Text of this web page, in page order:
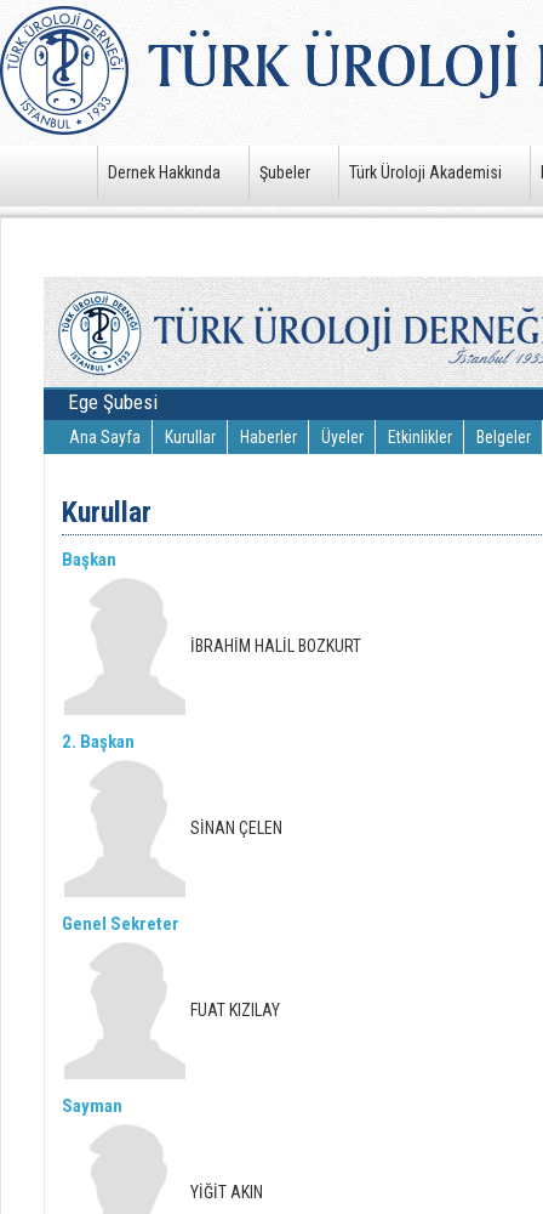
Dernek Hakkında Şubeler Türk Üroloji Akademisi
Ege Şubesi
Ana Sayfa Kurullar Haberler Üyeler Etkinlikler Belgeler
Kurullar
Başkan
İBRAHİM HALİL BOZKURT
2. Başkan
SİNAN ÇELEN
Genel Sekreter
FUAT KIZILAY
Sayman
YİĞİT AKIN